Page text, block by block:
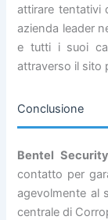
attirare
azienda leader
e tutti i suoi
attraverso il sito
Conclusione
Bentel Security
contatto per
agevolmente al
centrale di